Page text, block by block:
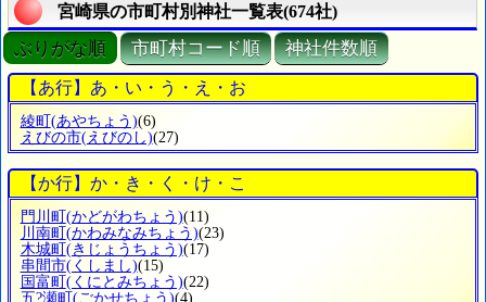
宮崎県の市町村別神社一覧表(674社)
ぶりがな順 市町村コード順 神社件数順
【あ行】あ・い・う・え・お
綾町 (あやちょう)(6)
えびの市(えびのし)(27)
【か行】か・き・く・け・こ
門川町 (かどがわちょう)(11)
川南町 (かわみなみちょう)(23)
木城町 (きじょうちょう)(17)
串間市(くしまし)(15)
国富町 (くにとみちょう)(22)
五?瀬町 (ごかせちょう)(4)